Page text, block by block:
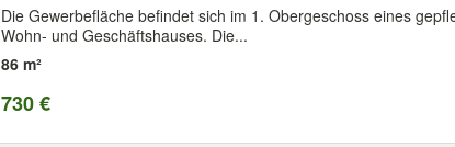
Die Gewerbefläche befindet sich im 1. Obergeschoss eines
Wohn- und Geschäftshauses. Die...
86 m²
730 €